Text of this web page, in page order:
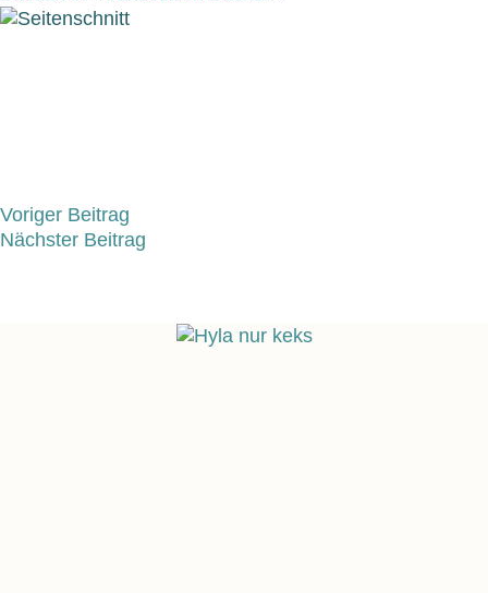
Voriger Beitrag
Nächster Beitrag